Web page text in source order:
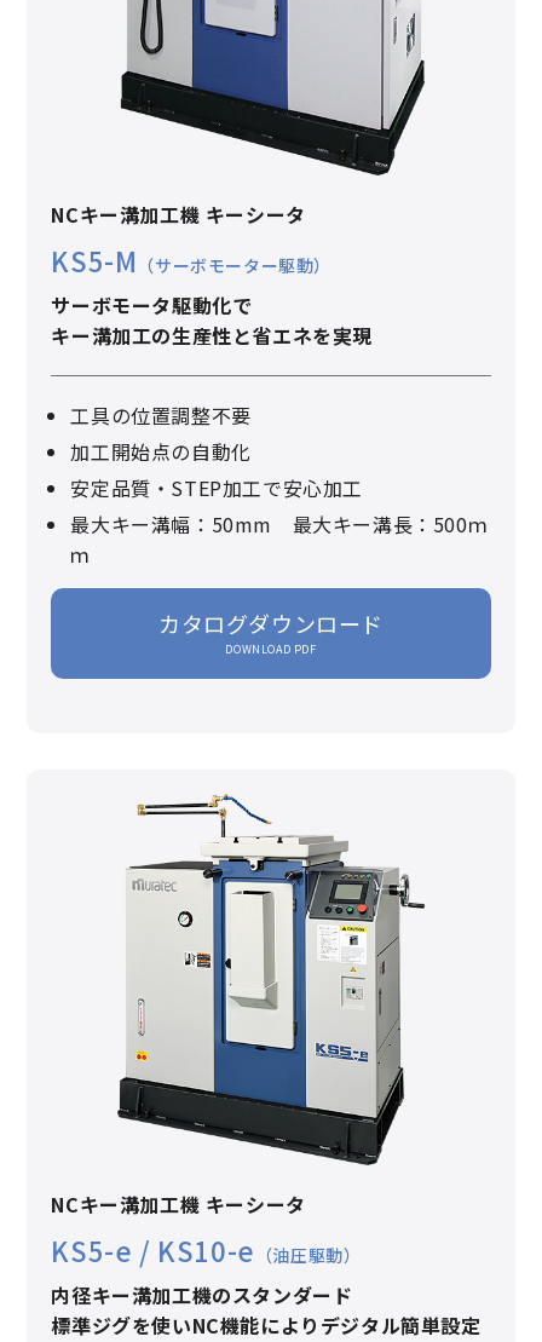
NCキー溝加工機 キーシータ
KS5-M （サーボモーター駆動）
サーボモータ駆動化で
キー溝加工の生産性と省エネを実現
工具の位置調整不要
加工開始点の自動化
安定品質・STEP加工で安心加工
最大キー溝幅：50mm 最大キー溝長：500ｍ
ｍ
カタログダウンロード
DOWNLOAD PDF
NCキー溝加工機 キーシータ
KS5-e / KS10-e （油圧駆動）
内径キー溝加工機のスタンダード
標準ジグを使いNC機能によりデジタル簡単設定